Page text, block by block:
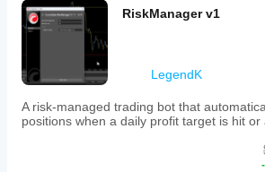
RiskManager v1
LegendK
A risk-managed trading bot that
positions when a daily profit target is hit